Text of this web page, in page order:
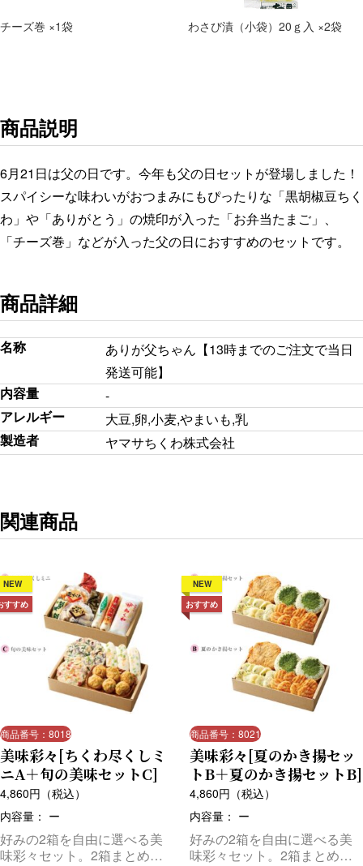
チーズ巻 ×1袋 わさび漬（小袋）20ｇ入 ×2袋
商品説明
6月21日は父の日です。今年も父の日セットが登場しました！
スパイシーな味わいがおつまみにもぴったりな「黒胡椒豆ちく
わ」や「ありがとう」の焼印が入った「お弁当たまご」、
「チーズ巻」などが入った父の日におすすめのセットです。
商品詳細
名称
ありが父ちゃん【13時までのご注文で当日
発送可能】
内容量
-
アレルギー
大豆,卵,小麦,やまいも,乳
製造者
ヤマサちくわ株式会社
関連商品
NEW
すすめ
商品番号：8018
美味彩々[ちくわ尽くしミ
ニA＋旬の美味セットC]
4,860円（税込）
内容量： ー
好みの2箱を自由に選べる美
味彩々セット。2箱まとめて
NEW
おすすめ
商品番号：8021
美味彩々[夏のかき揚セッ
トB＋夏のかき揚セットB]
4,860円（税込）
内容量： ー
好みの2箱を自由に選べる美
味彩々セット。2箱まとめて